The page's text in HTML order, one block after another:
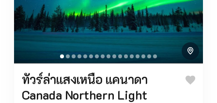
ทัวร์ล่าแสงเหนือ แคนาดา
Canada Northern Light